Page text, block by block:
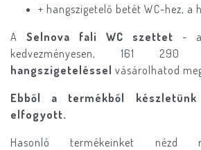
+ hangszigetelő betét WC-hez, a
A Selnova fali WC szettet - a
kedvezményesen, 161
hangszigeteléssel vásárolhatod
Ebből a termékből készletünk
elfogyott.
Hasonló termékeinket nézd